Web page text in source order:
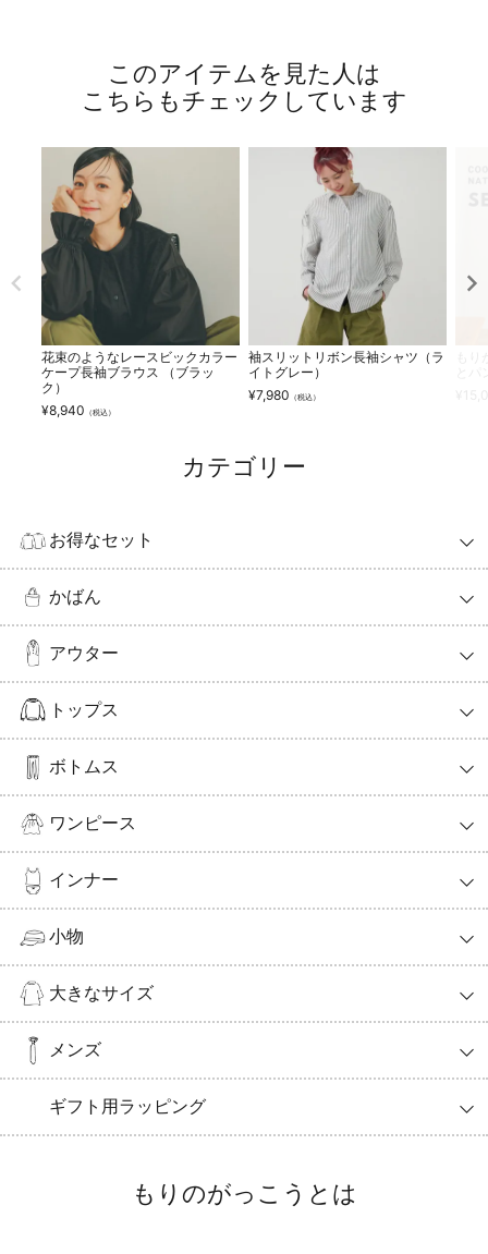
このアイテムを見た人は
こちらもチェックしています
花束のようなレースビックカラー
ケープ長袖ブラウス （ブラッ
ク）
¥8,940 （税込）
袖スリットリボン長袖シャツ（ラ
イトグレー）
¥7,980 （税込）
カテゴリー
お得なセット
かばん
アウター
トップス
ボトムス
ワンピース
インナー
小物
大きなサイズ
メンズ
ギフト用ラッピング
もりのがっこうとは